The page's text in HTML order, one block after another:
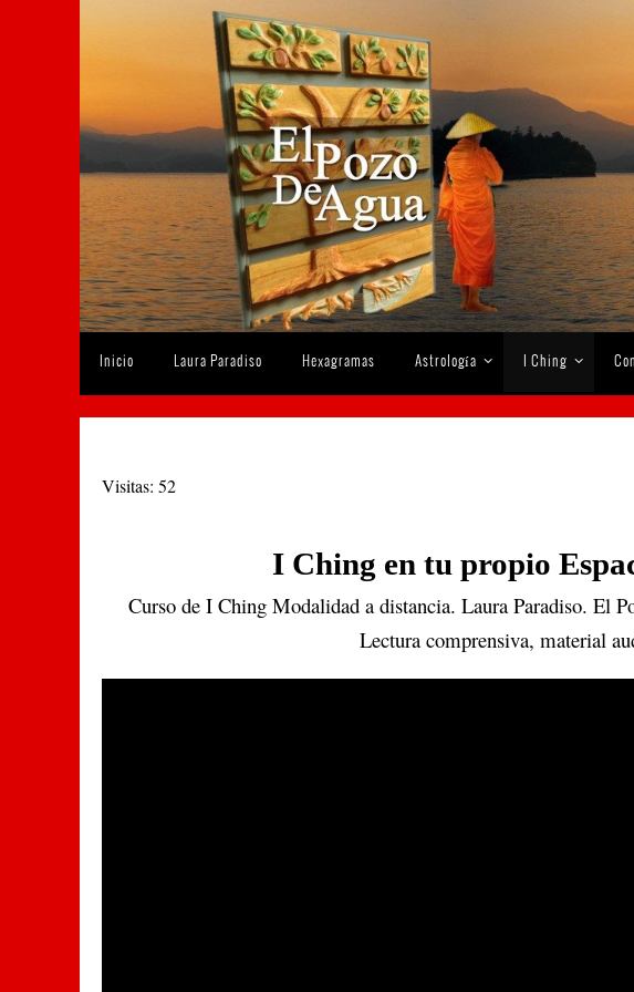
contenido
Inicio Laura Paradiso Hexagramas Astrología I Ching
Visitas: 52
I Ching en tu propio
Curso de I Ching Modalidad a distancia. Laura Paradiso. El
Lectura comprensiva, material